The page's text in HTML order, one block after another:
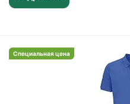
Специальная цена